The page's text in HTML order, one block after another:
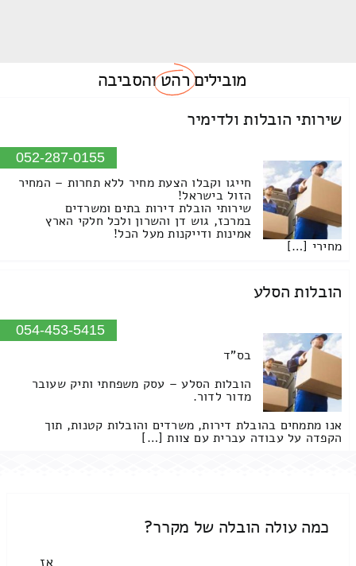
מוביליםרהטוהסביבה
שירותי הובלות ולדימיר
052-287-0155
חייגו וקבלו הצעת מחיר ללא תחרות – המחיר
הזול בישראל!
שירותי הובלת דירות בתים ומשרדים
במרכז, גוש דן והשרון ולכל חלקי הארץ
אמינות ודייקנות מעל הכל!
מחירי […]
הובלות הסלע
054-453-5415
בס"ד
הובלות הסלע – עסק משפחתי ותיק שעובר
מדור לדור.
אנו מתמחים בהובלת דירות, משרדים והובלות קטנות, תוך
הקפדה על עבודה עברית עם צוות […]
כמה עולה הובלה של מקרר?
אז